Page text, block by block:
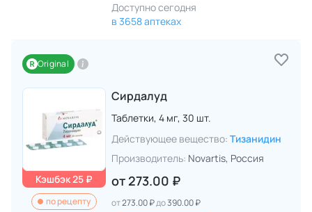
Доступно сегодня
в 3658 аптеках
Original
Кэшбэк 25 ₽
по рецепту
Сирдалуд
Таблетки, 4 мг, 30 шт.
Действующее вещество: Тизанидин
Производитель: Novartis, Россия
от 273.00 ₽
от273.00 ₽до390.00 ₽